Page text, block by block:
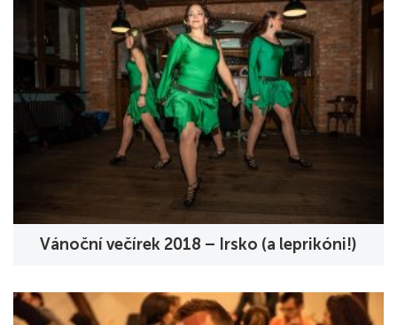
Vánoční večírek 2018 – Irsko (a leprikóni!)